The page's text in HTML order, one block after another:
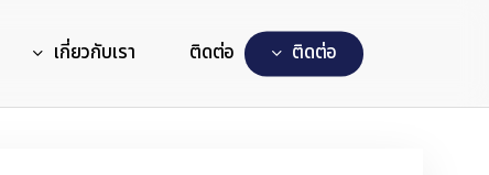
เกี่ยวกับเรา ติดต่อ ตดตอ